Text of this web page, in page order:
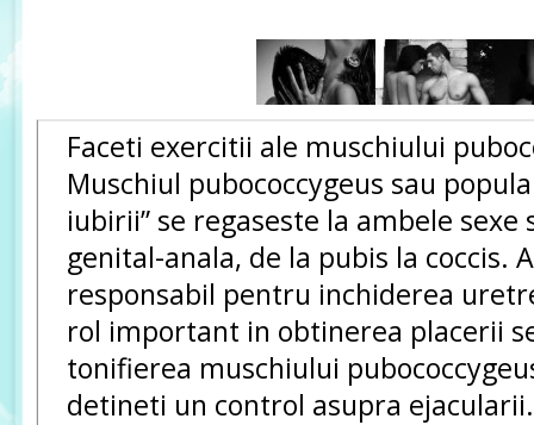
Faceti exercitii ale muschiului
Muschiul pubococcygeus sau
iubirii” se regaseste la ambele sexe
genital-anala, de la pubis la coccis.
responsabil pentru inchiderea
rol important in obtinerea placerii
tonifierea muschiului
detineti un control asupra ejacularii.